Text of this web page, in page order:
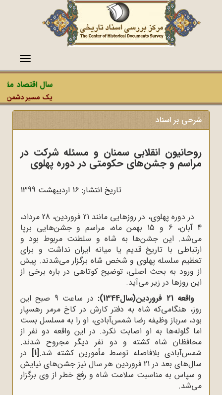
منو
سال اقتصاد
یک مسیر دشمن،
شرحی بر اسناد
روحانیون انقلابی سمنان و مسئله شرکت در
مراسم و جشن‌های حکومتی در دوره پهلوی
تاریخ انتشار: 16 ارديبهشت 1399
در دوره پهلوی، در روزهایی مانند 21 فروردین، 28 مرداد،
4 آبان، 6 و 15 بهمن ماه، مراسم و جشن‌هایی برپا
می‌شد. این جشن‌ها به شاه و سلطنت مربوط بود و
ارتباطی با تاریخ قدیم یا میانه ایران نداشت و برای
تعظیم سلسله پهلوی و شخص شاه برگزار می‌شدند. پیش
از ورود به بحث اصلی، توضیح کوتاهی در باره برخی از
این روزها در زیر می‌آید.
واقعه 21 فروردین(سال1344):
در ساعت 9 صبح این
روز، هنگامى‌که شاه به دفتر کارش در کاخ مرمر رهسپار
بود، سرباز وظیفه رضا شمس‌آبادى، او را به مسلسل بست
اما گلوله‌ها به او اصابت نکرد. در این واقعه دو نفر از
محافظان شاه کشته و دو نفر دیگر مجروح شدند.
شمس‌آبادی بلافاصله توسط مأمورین کشته شد.[1]در
سال‌های بعد در 21 فروردین هر سال نیز جشن‌های نیایش
و سپاس به مناسبت سلامت شاه و رفع خطر از وی برگزار
می‌شد.